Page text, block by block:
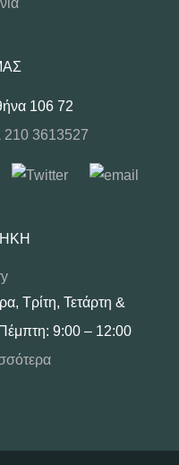
106 72
210 3613527
Τρίτη, Τετάρτη &
9:00 – 12:00